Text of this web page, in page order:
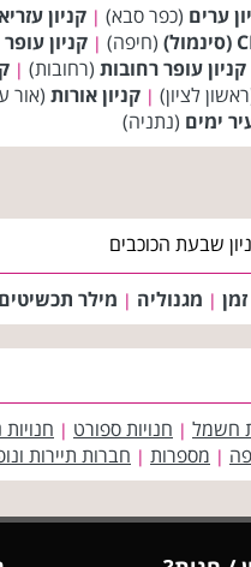
ערים (כפר סבא) | קניון
(חיפה) | קניון
קניון עופר רחובות (רחובות) |
לציון) | קניון אורות (אור
ימים (נתניה)
שבעת הכוכבים
זמן | מגנוליה | מילר תכשיטים
חשמל | חנויות ספורט |
| מספרות | חברות תיירות